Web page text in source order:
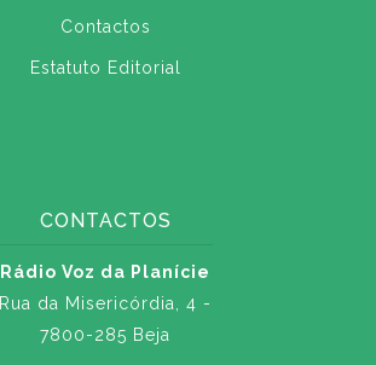
Contactos
Estatuto Editorial
CONTACTOS
Rádio Voz da Planície
Rua da Misericórdia, 4 -
7800-285 Beja